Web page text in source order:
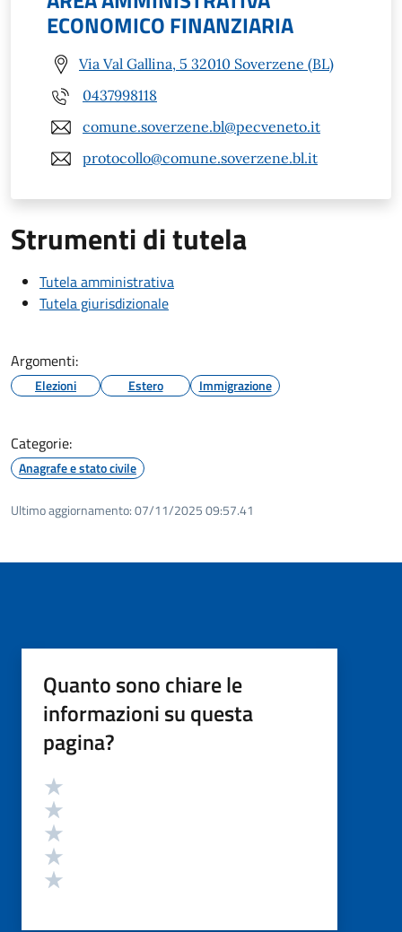
ECONOMICO FINANZIARIA
Via Val Gallina, 5 32010 Soverzene (BL)
0437998118
comune.soverzene.bl@pecveneto.it
protocollo@comune.soverzene.bl.it
Strumenti di tutela
Tutela amministrativa
Tutela giurisdizionale
Argomenti:
Elezioni Estero Immigrazione
Categorie:
Anagrafe e stato civile
Ultimo aggiornamento:07/11/2025 09:57.41
Quanto sono chiare le
informazioni su questa
pagina?
Valutazione